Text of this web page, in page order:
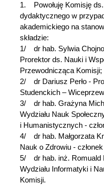
1. Powołuję Komisję
dydaktycznego w
akademickiego na
składzie:
1/ dr hab. Sylwia
Prorektor ds. Nauki i
Przewodnicząca Komisji;
2/ dr Dariusz Perło -
Studenckich –
3/ dr hab. Grażyna
Wydziału Nauk
i Humanistycznych -
4/ dr hab. Małgorzata
Nauk o Zdrowiu -
5/ dr hab. inż. Romuald
Wydziału Informatyki i
Komisji.